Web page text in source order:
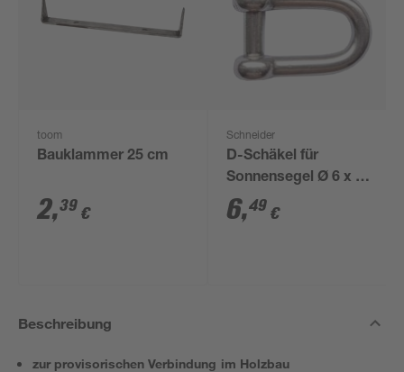
toom
Bauklammer 25 cm
2,39 €
Schneider
D-Schäkel für
Sonnensegel Ø 6 x 12
mm
6,49 €
Beschreibung
zur provisorischen Verbindung im Holzbau